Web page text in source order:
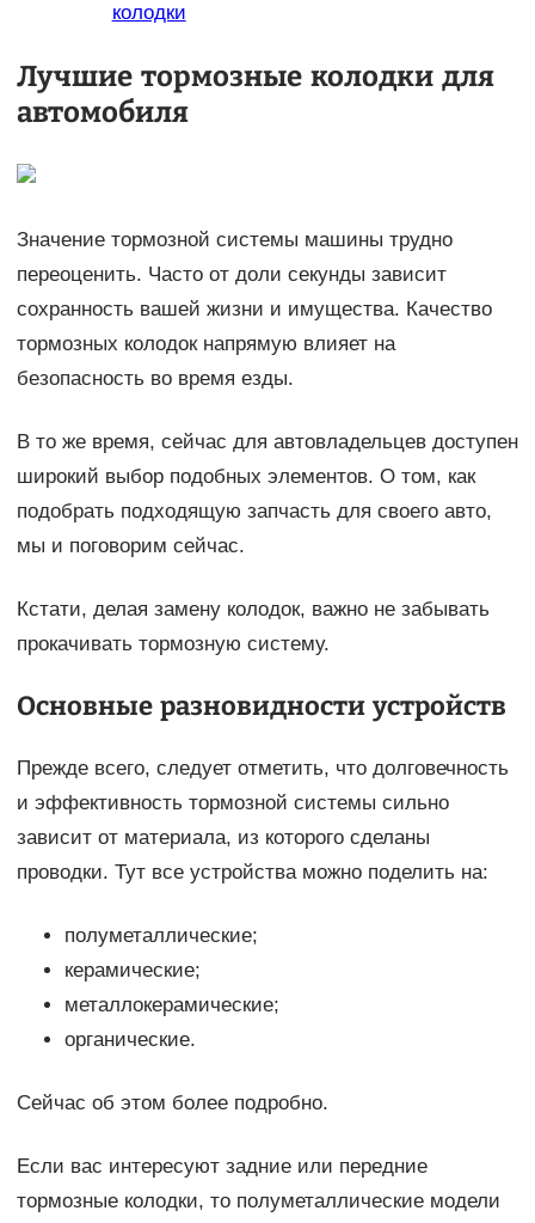
колодки
Лучшие тормозные колодки для
автомобиля
Значение тормозной системы машины трудно
переоценить. Часто от доли секунды зависит
сохранность вашей жизни и имущества. Качество
тормозных колодок напрямую влияет на
безопасность во время езды.
В то же время, сейчас для автовладельцев доступен
широкий выбор подобных элементов. О том, как
подобрать подходящую запчасть для своего авто,
мы и поговорим сейчас.
Кстати, делая замену колодок, важно не забывать
прокачивать тормозную систему.
Основные разновидности устройств
Прежде всего, следует отметить, что долговечность
и эффективность тормозной системы сильно
зависит от материала, из которого сделаны
проводки. Тут все устройства можно поделить на:
полуметаллические;
керамические;
металлокерамические;
органические.
Сейчас об этом более подробно.
Если вас интересуют задние или передние
тормозные колодки, то полуметаллические модели